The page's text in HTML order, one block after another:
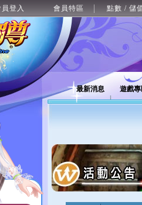
員登入 會員特區 點數 / 儲
最新消息 遊戲